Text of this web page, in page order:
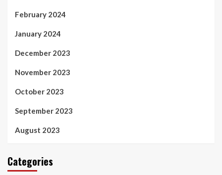
February 2024
January 2024
December 2023
November 2023
October 2023
September 2023
August 2023
Categories